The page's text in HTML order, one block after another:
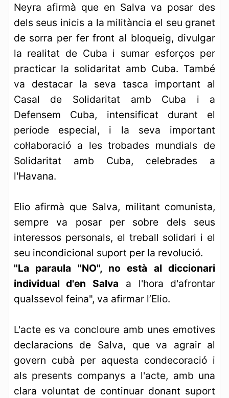
Neyra afirmà que en Salva va posar des
dels seus inicis a la militància el seu granet
de sorra per fer front al bloqueig, divulgar
la realitat de Cuba i sumar esforços per
practicar la solidaritat amb Cuba. També
va destacar la seva tasca important al
Casal de Solidaritat amb Cuba i a
Defensem Cuba, intensificat durant el
període especial, i la seva important
col·laboració a les trobades mundials de
Solidaritat amb Cuba, celebrades a
l'Havana.
Elio afirmà que Salva, militant comunista,
sempre va posar per sobre dels seus
interessos personals, el treball solidari i el
seu incondicional suport per la revolució.
"La paraula "NO", no està al diccionari
individual d'en Salva a l'hora d'afrontar
qualssevol feina", va afirmar l’Elio.
L'acte es va concloure amb unes emotives
declaracions de Salva, que va agrair al
govern cubà per aquesta condecoració i
als presents companys a l'acte, amb una
clara voluntat de continuar donant suport